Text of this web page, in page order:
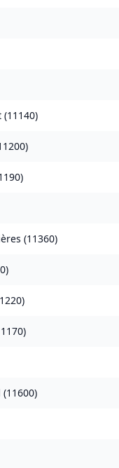
(11140)
)
)
(11360)
)
)
)
(11600)